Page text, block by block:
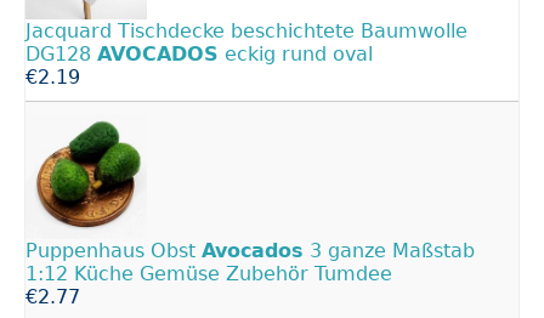
Jacquard Tischdecke beschichtete Baumwolle
DG128 AVOCADOS eckig rund oval
€2.19
Puppenhaus Obst Avocados 3 ganze Maßstab
1:12 Küche Gemüse Zubehör Tumdee
€2.77